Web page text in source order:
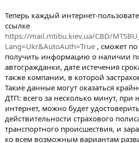
Теперь каждый интернет-
ссылке
https://mail.mtibu.kiev.ua/CBD/
Lang=Ukr&AutoAuth=True , сможет
получить информацию о наличии
автогражданки, дате истечения
также компании, в которой
Такие данные могут оказаться
ДТП: всего за несколько минут, при
интернет, можно будет
действительности страхового
транспортного происшествия, и
ко всем возможным вариантам